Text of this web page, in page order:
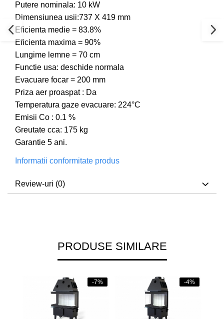
Putere nominala: 10 kW
Dimensiunea usii:737 X 419 mm
Eficienta medie = 83.8%
Eficienta maxima = 90%
Lungime lemne = 70 cm
Functie usa: deschide normala
Evacuare focar = 200 mm
Priza aer proaspat : Da
Temperatura gaze evacuare: 224°C
Emisii Co : 0.1 %
Greutate cca: 175 kg
Garantie 5 ani.
Informatii conformitate produs
Review-uri (0)
PRODUSE SIMILARE
-7% -4%